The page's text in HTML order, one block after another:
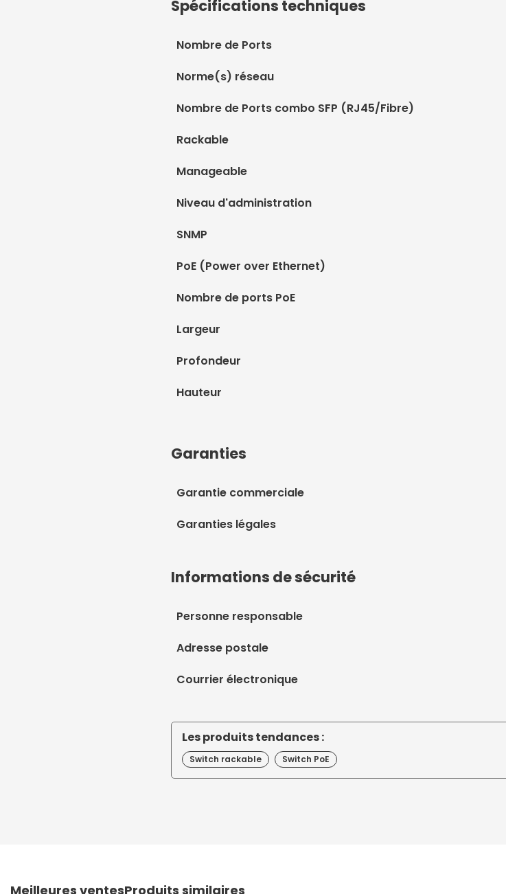
Spécifications techniques
Nombre de Ports
Norme(s) réseau
Nombre de Ports combo SFP (RJ45/Fibre)
Rackable
Manageable
Niveau d'administration
SNMP
PoE (Power over Ethernet)
Nombre de ports PoE
Largeur
Profondeur
Hauteur
Garanties
Garantie commerciale
Garanties légales
Informations de sécurité
Personne responsable
Adresse postale
Courrier électronique
Les produits tendances :
Switch rackable Switch PoE
Meilleures ventesProduits similaires